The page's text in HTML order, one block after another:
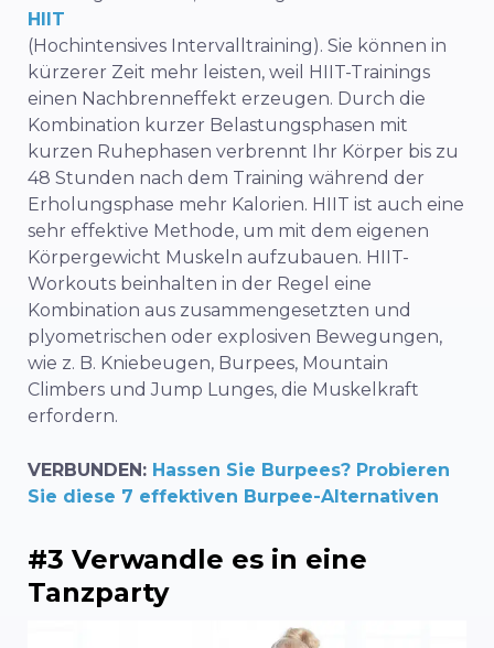
HIIT
(Hochintensives Intervalltraining). Sie können in
kürzerer Zeit mehr leisten, weil HIIT-Trainings
einen Nachbrenneffekt erzeugen. Durch die
Kombination kurzer Belastungsphasen mit
kurzen Ruhephasen verbrennt Ihr Körper bis zu
48 Stunden nach dem Training während der
Erholungsphase mehr Kalorien. HIIT ist auch eine
sehr effektive Methode, um mit dem eigenen
Körpergewicht Muskeln aufzubauen. HIIT-
Workouts beinhalten in der Regel eine
Kombination aus zusammengesetzten und
plyometrischen oder explosiven Bewegungen,
wie z. B. Kniebeugen, Burpees, Mountain
Climbers und Jump Lunges, die Muskelkraft
erfordern.
VERBUNDEN: Hassen Sie Burpees? Probieren
Sie diese 7 effektiven Burpee-Alternativen
#3 Verwandle es in eine
Tanzparty